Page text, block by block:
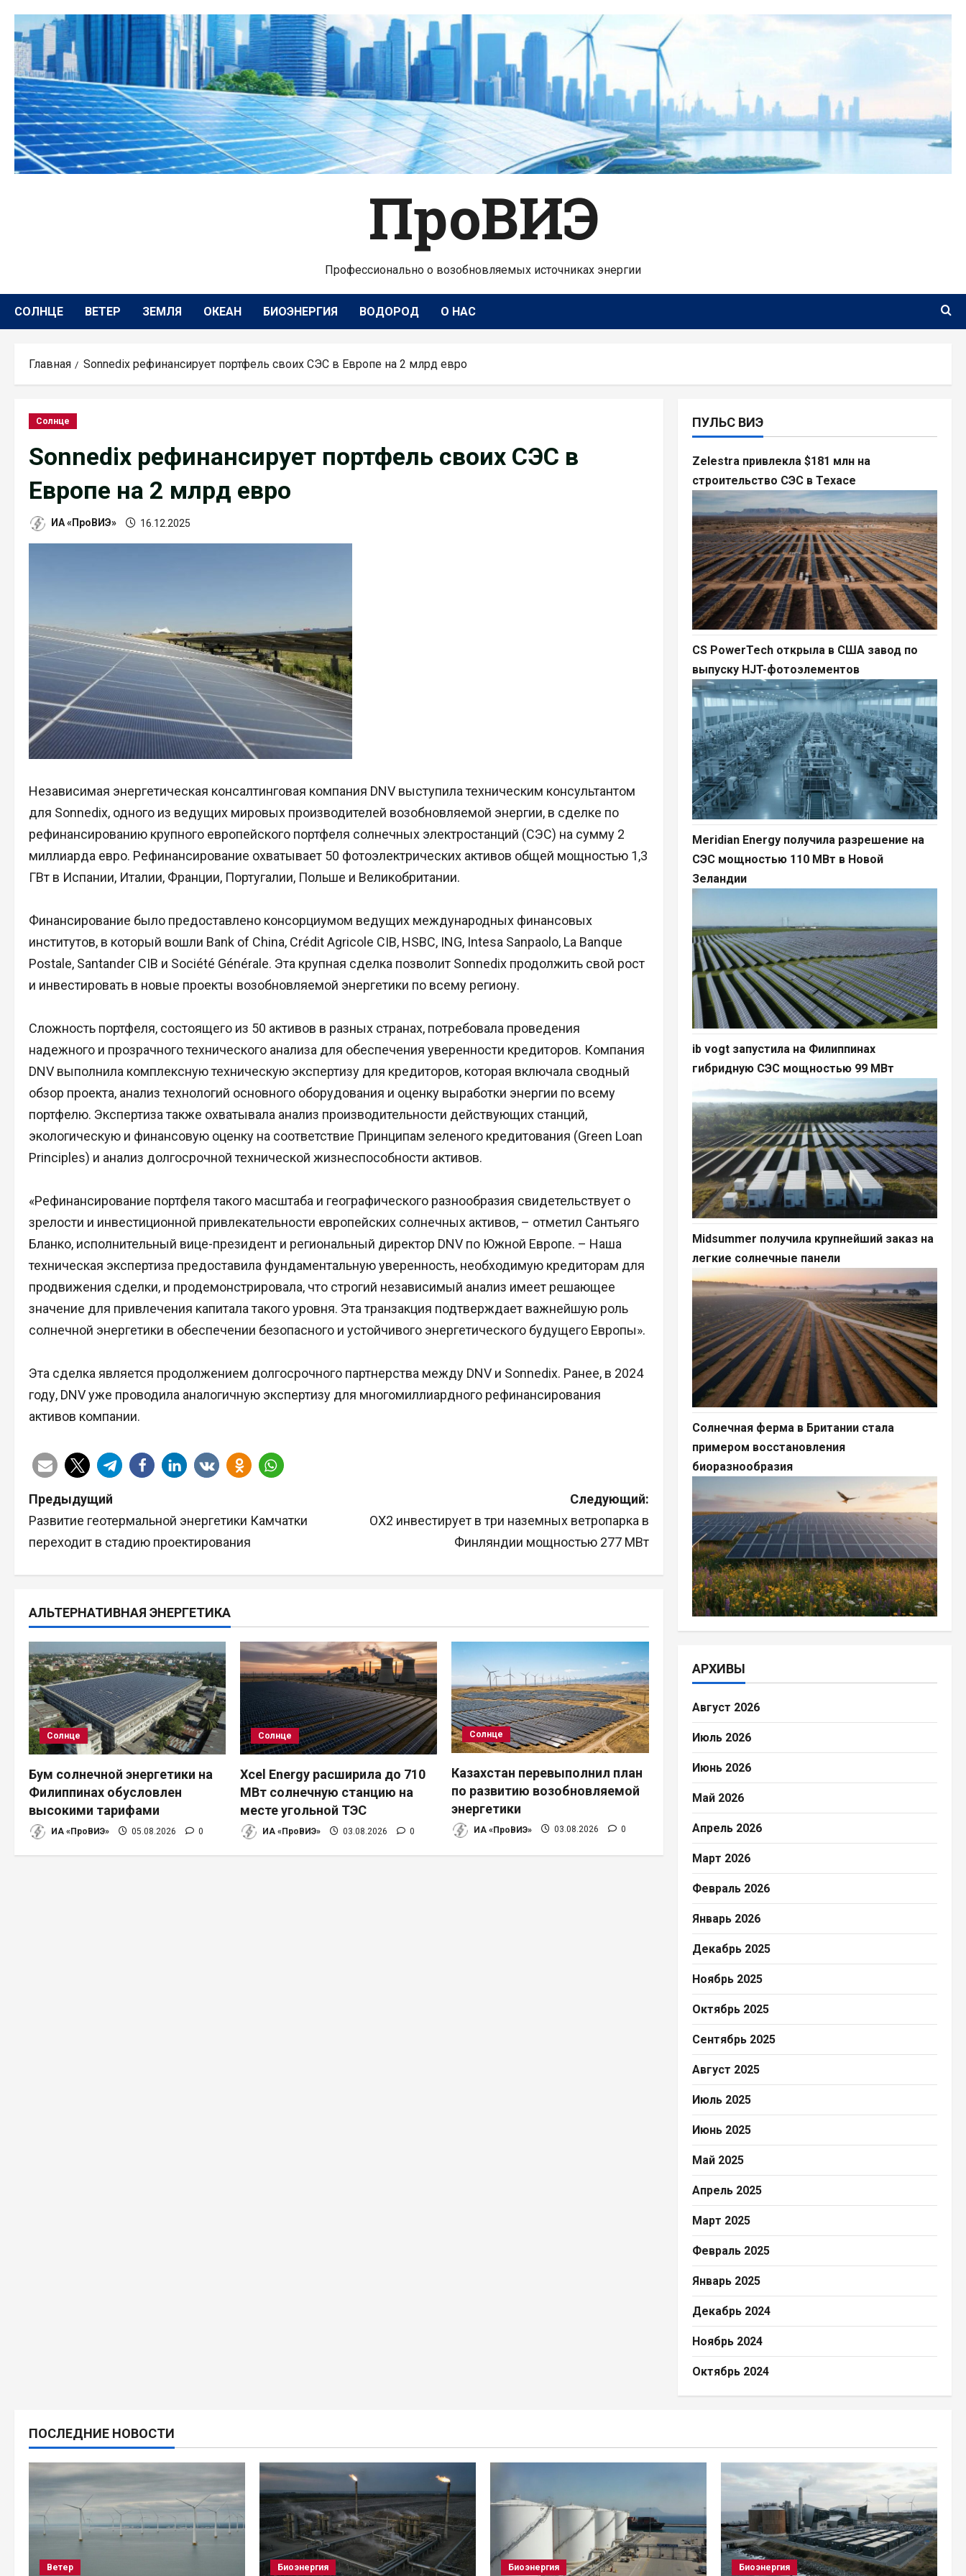
содержимому
ПроВИЭ
Профессионально о возобновляемых источниках энергии
СОЛНЦЕ ВЕТЕР ЗЕМЛЯ ОКЕАН БИОЭНЕРГИЯ ВОДОРОД О НАС
Главная Sonnedix рефинансирует портфель своих СЭС в Европе на 2 млрд евро
Солнце
Sonnedix рефинансирует портфель своих СЭС в
Европе на 2 млрд евро
ИА «ПроВИЭ» 16.12.2025
Независимая энергетическая консалтинговая компания DNV выступила техническим консультантом
для Sonnedix, одного из ведущих мировых производителей возобновляемой энергии, в сделке по
рефинансированию крупного европейского портфеля солнечных электростанций (СЭС) на сумму 2
миллиарда евро. Рефинансирование охватывает 50 фотоэлектрических активов общей мощностью 1,3
ГВт в Испании, Италии, Франции, Португалии, Польше и Великобритании.
Финансирование было предоставлено консорциумом ведущих международных финансовых
институтов, в который вошли Bank of China, Crédit Agricole CIB, HSBC, ING, Intesa Sanpaolo, La Banque
Postale, Santander CIB и Société Générale. Эта крупная сделка позволит Sonnedix продолжить свой рост
и инвестировать в новые проекты возобновляемой энергетики по всему региону.
Сложность портфеля, состоящего из 50 активов в разных странах, потребовала проведения
надежного и прозрачного технического анализа для обеспечения уверенности кредиторов. Компания
DNV выполнила комплексную техническую экспертизу для кредиторов, которая включала сводный
обзор проекта, анализ технологий основного оборудования и оценку выработки энергии по всему
портфелю. Экспертиза также охватывала анализ производительности действующих станций,
экологическую и финансовую оценку на соответствие Принципам зеленого кредитования (Green Loan
Principles) и анализ долгосрочной технической жизнеспособности активов.
«Рефинансирование портфеля такого масштаба и географического разнообразия свидетельствует о
зрелости и инвестиционной привлекательности европейских солнечных активов, – отметил Сантьяго
Бланко, исполнительный вице-президент и региональный директор DNV по Южной Европе. – Наша
техническая экспертиза предоставила фундаментальную уверенность, необходимую кредиторам для
продвижения сделки, и продемонстрировала, что строгий независимый анализ имеет решающее
значение для привлечения капитала такого уровня. Эта транзакция подтверждает важнейшую роль
солнечной энергетики в обеспечении безопасного и устойчивого энергетического будущего Европы».
Эта сделка является продолжением долгосрочного партнерства между DNV и Sonnedix. Ранее, в 2024
году, DNV уже проводила аналогичную экспертизу для многомиллиардного рефинансирования
активов компании.
Н
а
г
а
ц
и
я
п
о
з
Предыдущий
Развитие геотермальной энергетики Камчатки
переходит в стадию проектирования
Следующий:
OX2 инвестирует в три наземных ветропарка в
Финляндии мощностью 277 МВт
АЛЬТЕРНАТИВНАЯ ЭНЕРГЕТИКА
Солнце
Бум солнечной энергетики на
Филиппинах обусловлен
высокими тарифами
ИА «ПроВИЭ» 05.08.2026 0
Солнце
Xcel Energy расширила до 710
МВт солнечную станцию на
месте угольной ТЭС
ИА «ПроВИЭ» 03.08.2026 0
Солнце
Казахстан перевыполнил план
по развитию возобновляемой
энергетики
ИА «ПроВИЭ» 03.08.2026 0
ПУЛЬС ВИЭ
Zelestra привлекла $181 млн на
строительство СЭС в Техасе
CS PowerTech открыла в США завод по
выпуску HJT-фотоэлементов
Meridian Energy получила разрешение на
СЭС мощностью 110 МВт в Новой
Зеландии
ib vogt запустила на Филиппинах
гибридную СЭС мощностью 99 МВт
Midsummer получила крупнейший заказ на
легкие солнечные панели
Солнечная ферма в Британии стала
примером восстановления
биоразнообразия
АРХИВЫ
Август 2026
Июль 2026
Июнь 2026
Май 2026
Апрель 2026
Март 2026
Февраль 2026
Январь 2026
Декабрь 2025
Ноябрь 2025
Октябрь 2025
Сентябрь 2025
Август 2025
Июль 2025
Июнь 2025
Май 2025
Апрель 2025
Март 2025
Февраль 2025
Январь 2025
Декабрь 2024
Ноябрь 2024
Октябрь 2024
ПОСЛЕДНИЕ НОВОСТИ
Ветер Биоэнергия Биоэнергия Биоэнергия